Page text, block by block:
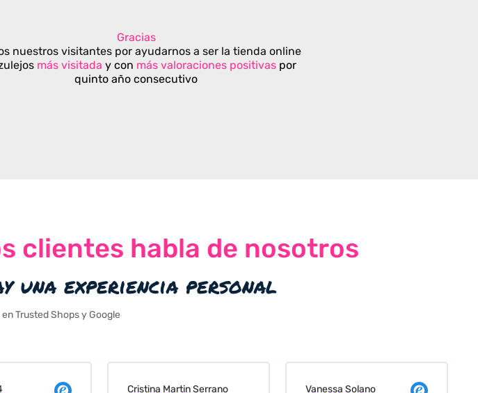
Gracias
nuestros visitantes por ayudarnos a ser la tienda online
más visitada y con más valoraciones positivas por
quinto año consecutivo
clientes habla de nosotros
una experiencia personal
Trusted Shops y Google
Serrano Vanessa Solano Judit Bonet Pardell